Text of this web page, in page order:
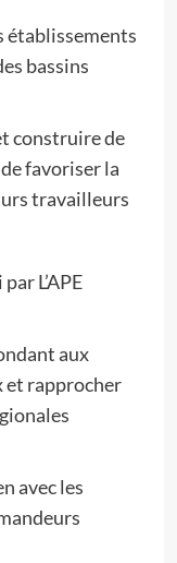
établissements
bassins
construire de
favoriser la
travailleurs
L’APE
aux
et rapprocher
avec les